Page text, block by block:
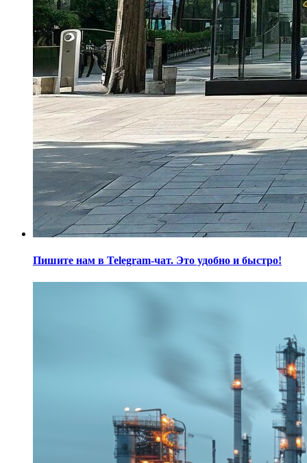
Пишите нам в Telegram-чат. Это удобно и быстро!